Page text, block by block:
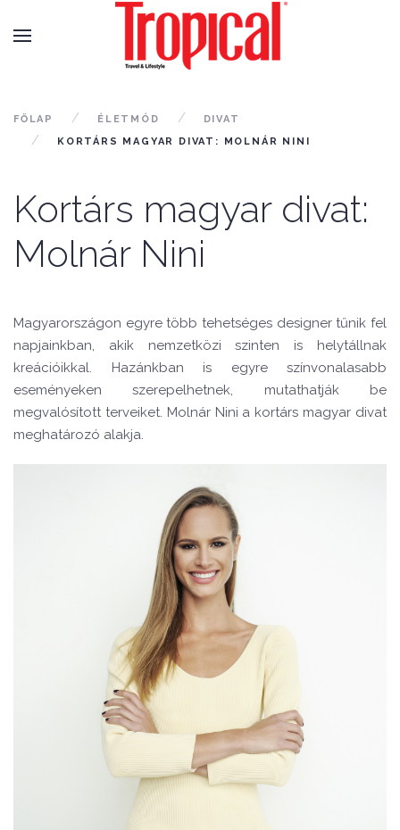
FŐLAP ÉLETMÓD
DIVAT
KORTÁRS MAGYAR DIVAT: MOLNÁR NINI
Kortárs magyar divat:
Molnár Nini
Magyarországon egyre több tehetséges designer tűnik fel
napjainkban, akik nemzetközi szinten is helytállnak
kreációikkal. Hazánkban is egyre színvonalasabb
eseményeken szerepelhetnek, mutathatják be
megvalósított terveiket. Molnár Nini a kortárs magyar divat
meghatározó alakja.